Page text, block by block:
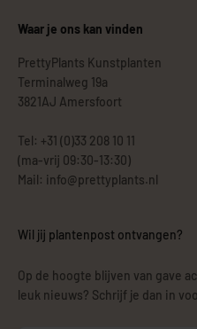
Waar je ons kan vinden
PrettyPlants Kunstplanten
Terminalweg 19a
3821AJ Amersfoort
Tel: +31 (0)33 208 10 11
(ma-vrij 09:30-13:30)
Mail: info@prettyplants.nl
Wil jij plantenpost ontvangen?
Op de hoogte blijven van gave
leuk nieuws? Schrijf je dan in